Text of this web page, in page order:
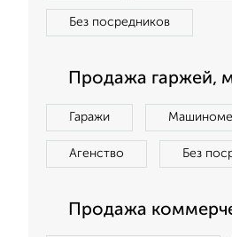
Без посредников
Продажа гаржей,
Гаражи
Агенство Без
Продажа